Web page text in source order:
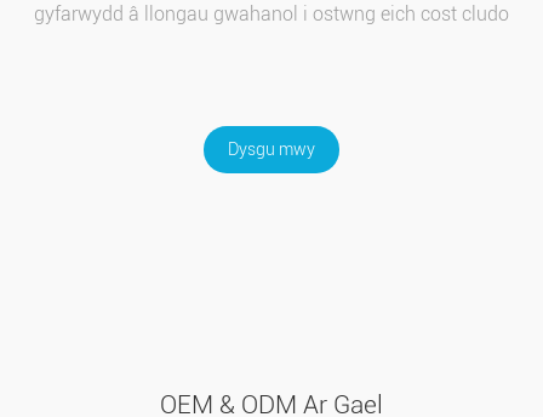
gyfarwydd â llongau gwahanol i ostwng eich cost cludo
Dysgu mwy
OEM & ODM Ar Gael